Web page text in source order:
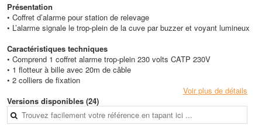
Présentation
• Coffret d’alarme pour station de relevage
• L’alarme signale le trop-plein de la cuve par buzzer et voyant lumineux
Caractéristiques techniques
• Comprend 1 coffret alarme trop-plein 230 volts CATP 230V
• 1 flotteur à bille avec 20m de câble
• 2 colliers de fixation
Voir plus de détails
Versions disponibles (24)